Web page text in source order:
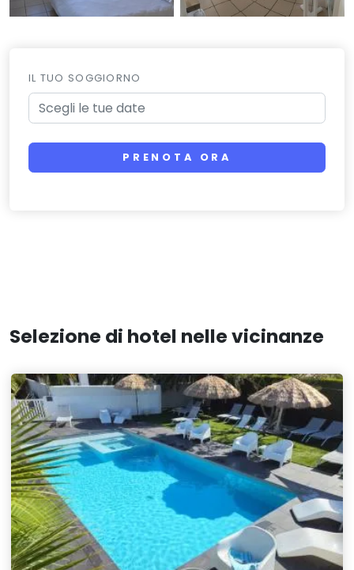
IL TUO SOGGIORNO
PRENOTA ORA
Selezione di hotel nelle vicinanze